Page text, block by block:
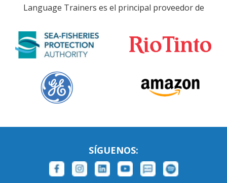
Language Trainers es el principal proveedor de
SÍGUENOS: